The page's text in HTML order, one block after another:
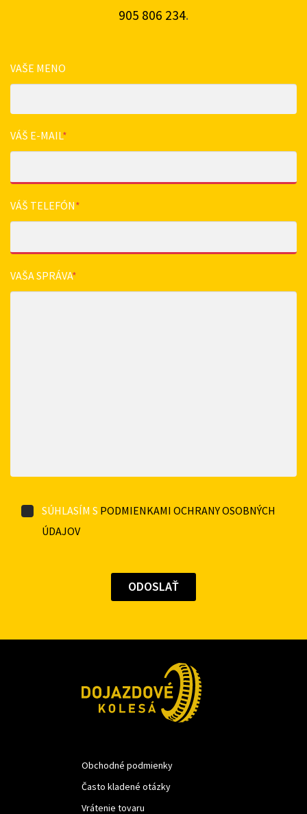
905 806 234.
VAŠE MENO
VÁŠ E-MAIL*
VÁŠ TELEFÓN*
VAŠA SPRÁVA*
SÚHLASÍM S PODMIENKAMI OCHRANY OSOBNÝCH
ÚDAJOV
Obchodné podmienky
Často kladené otázky
Vrátenie tovaru